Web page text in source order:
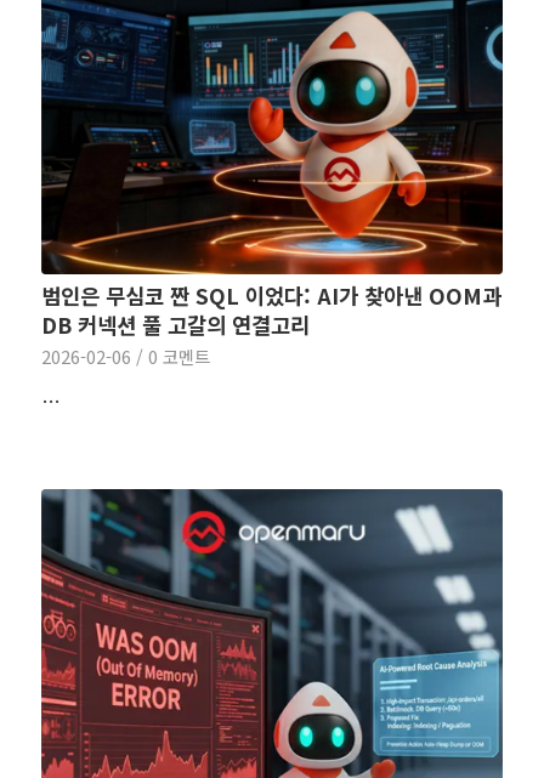
범인은 무심코 짠 SQL 이었다: AI가 찾아낸 OOM과
DB 커넥션 풀 고갈의 연결고리
2026-02-06 / 0 코멘트
…